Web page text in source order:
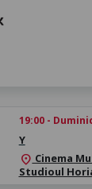
19:00 -
Y
location_on Cinema
Studioul